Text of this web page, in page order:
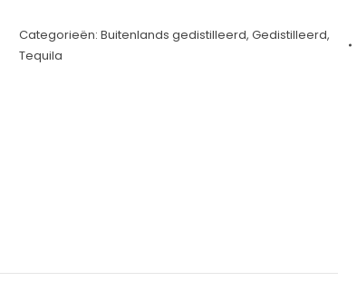
Categorieën: Buitenlands gedistilleerd, Gedistilleerd,
Tequila